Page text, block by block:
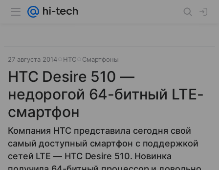
27 августа 2014 HTC Смартфоны
HTC Desire 510 —
недорогой 64-битный LTE-
смартфон
Компания HTC представила сегодня свой
самый доступный смартфон с поддержкой
сетей LTE — HTC Desire 510. Новинка